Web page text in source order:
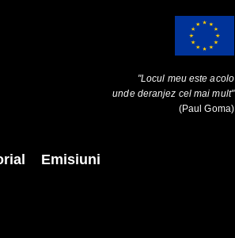
"Locul meu este acolo
unde deranjez cel mai mult"
(Paul Goma)
Emisiuni